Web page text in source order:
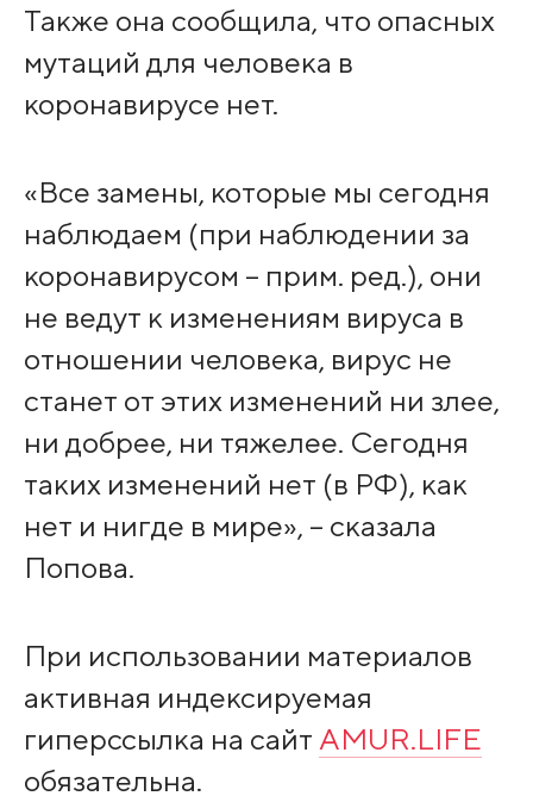
Также она сообщила, что опасных
мутаций для человека в
коронавирусе нет.
«Все замены, которые мы сегодня
наблюдаем (при наблюдении за
коронавирусом – прим. ред.), они
не ведут к изменениям вируса в
отношении человека, вирус не
станет от этих изменений ни злее,
ни добрее, ни тяжелее. Сегодня
таких изменений нет (в РФ), как
нет и нигде в мире», – сказала
Попова.
При использовании материалов
активная индексируемая
гиперссылка на сайт AMUR.LIFE
обязательна.